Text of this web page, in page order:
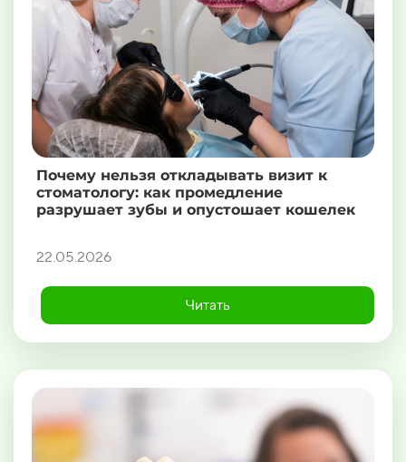
Почему нельзя откладывать визит к
стоматологу: как промедление
разрушает зубы и опустошает кошелек
22.05.2026
Читать